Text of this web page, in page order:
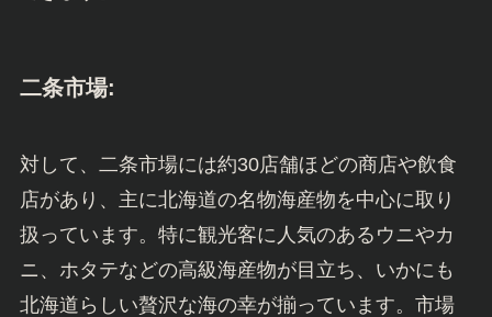
二条市場:
対して、二条市場には約30店舗ほどの商店や飲食
店があり、主に北海道の名物海産物を中心に取り
扱っています。特に観光客に人気のあるウニやカ
ニ、ホタテなどの高級海産物が目立ち、いかにも
北海道らしい贅沢な海の幸が揃っています。市場